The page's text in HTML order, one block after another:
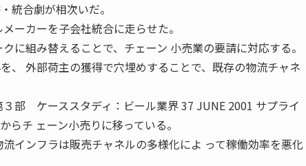
統合劇が相次いだ。
ーカーを子会社統合に走らせた。
に組み替えることで、チェーン 小売業の要請に対応する。
、 外部荷主の獲得で穴埋めすることで、既存の物流チャネ
部 ケーススタディ：ビール業界 37 JUNE 2001 サプライ
らチ ェーン小売りに移っている。
インフラは販売チャネルの多様化によ って稼働効率を悪化